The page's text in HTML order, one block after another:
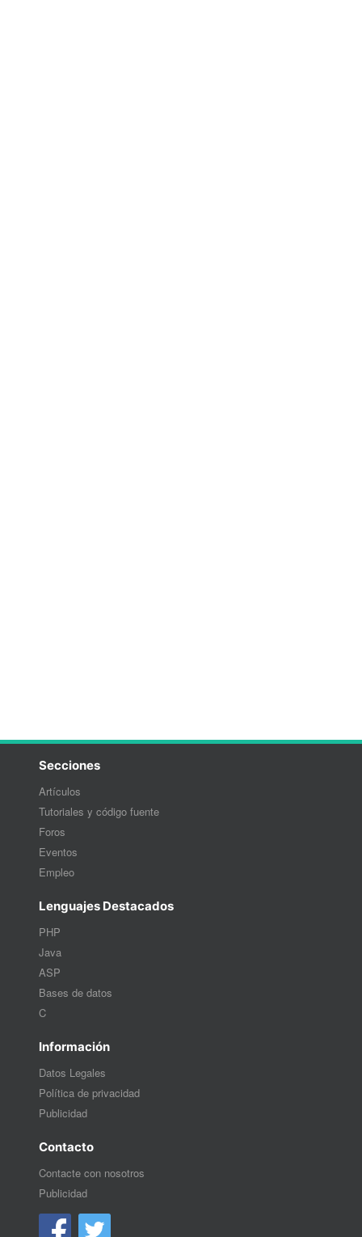
Secciones
Artículos
Tutoriales y código fuente
Foros
Eventos
Empleo
Lenguajes Destacados
PHP
Java
ASP
Bases de datos
C
Información
Datos Legales
Política de privacidad
Publicidad
Contacto
Contacte con nosotros
Publicidad